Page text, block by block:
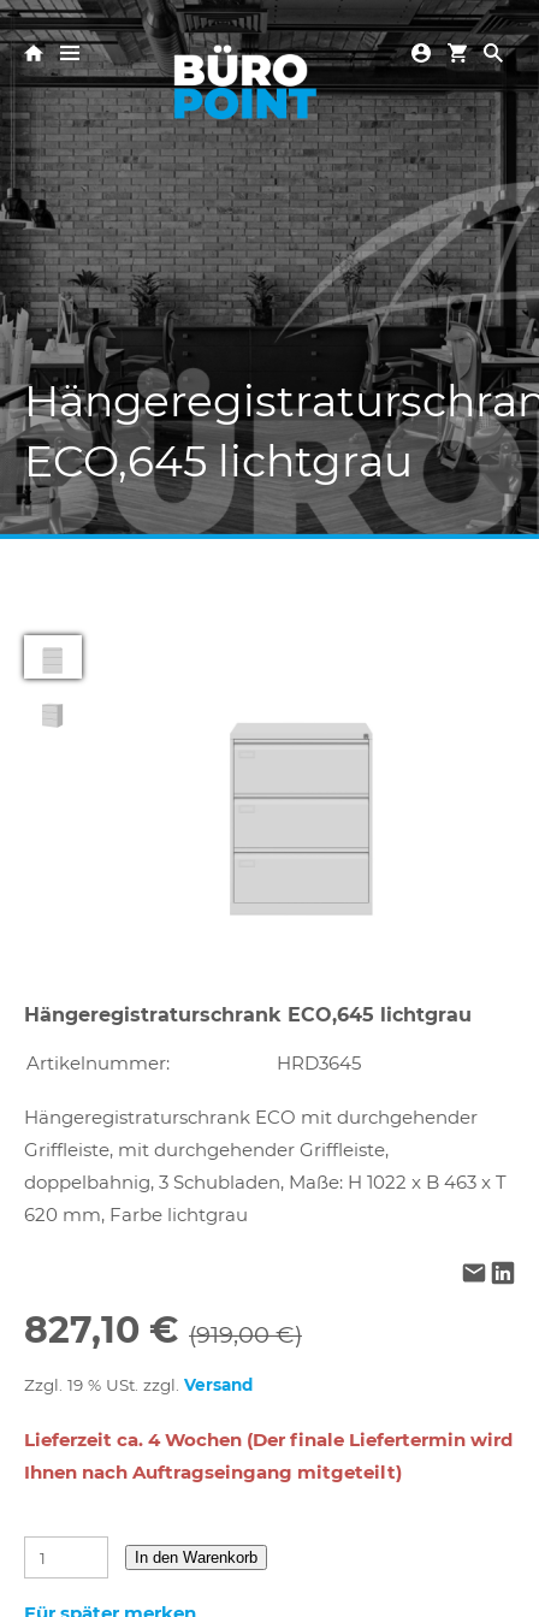
ECO,645 lichtgrau
Hängeregistraturschrank ECO,645 lichtgrau
Artikelnummer: HRD3645
Hängeregistraturschrank ECO mit durchgehender
Griffleiste, mit durchgehender Griffleiste,
doppelbahnig, 3 Schubladen, Maße: H 1022 x B 463 x T
620 mm, Farbe lichtgrau
827,10 € (919,00 €)
Zzgl. 19 % USt. zzgl. Versand
Lieferzeit ca. 4 Wochen (Der finale Liefertermin wird
Ihnen nach Auftragseingang mitgeteilt)
In den Warenkorb